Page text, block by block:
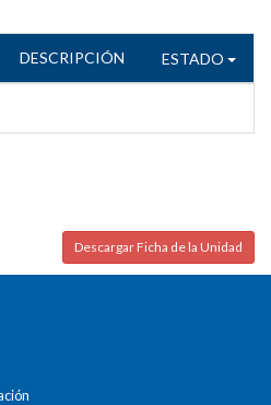
DESCRIPCIÓN ESTADO
Descargar Ficha de la Unidad